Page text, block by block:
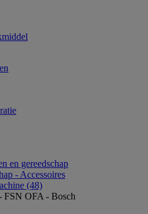
en gereedschap
- Accessoires
(48)
FSN OFA - Bosch